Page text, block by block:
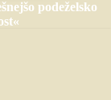
podeželsko